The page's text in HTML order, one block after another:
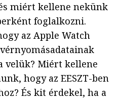
miért kellene nekünk
foglalkozni.
az Apple Watch
velük? Miért kellene
hogy az EESZT-ben
És kit érdekel, ha a